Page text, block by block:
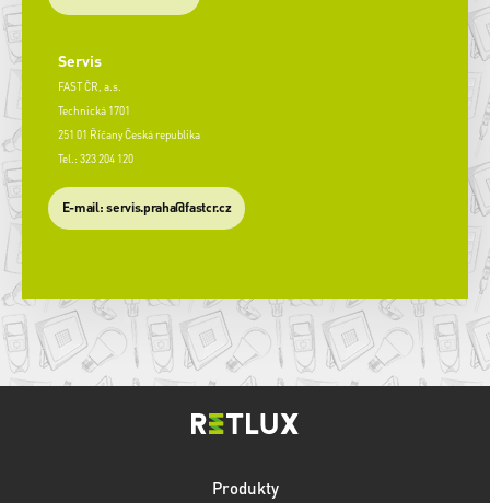
Servis
FAST ČR, a.s.
Technická 1701
251 01 Říčany Česká republika
Tel.: 323 204 120
​E-mail: servis.praha@fastcr.cz
Produkty